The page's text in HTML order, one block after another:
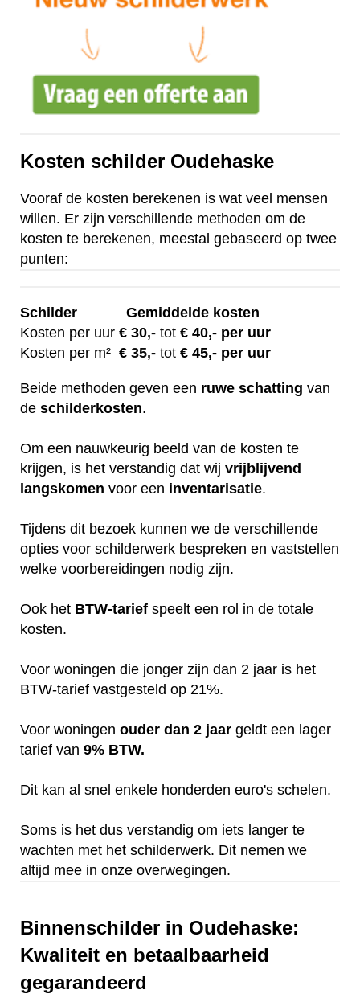
Kosten schilder Oudehaske
Vooraf de kosten berekenen is wat veel mensen
willen. Er zijn verschillende methoden om de
kosten te berekenen, meestal gebaseerd op twee
punten:
Schilder
Gemiddelde kosten
Kosten per uur € 30,- tot € 40,- per uur
Kosten per m² € 35,- tot € 45,- per uur
Beide methoden geven een ruwe schatting van
de schilderkosten.
Om een nauwkeurig beeld van de kosten te
krijgen, is het verstandig dat wij vrijblijvend
langskomen voor een inventarisatie.
Tijdens dit bezoek kunnen we de verschillende
opties voor schilderwerk bespreken en vaststellen
welke voorbereidingen nodig zijn.
Ook het BTW-tarief speelt een rol in de totale
kosten.
Voor woningen die jonger zijn dan 2 jaar is het
BTW-tarief vastgesteld op 21%.
Voor woningen ouder dan 2 jaar geldt een lager
tarief van 9% BTW.
Dit kan al snel enkele honderden euro's schelen.
Soms is het dus verstandig om iets langer te
wachten met het schilderwerk. Dit nemen we
altijd mee in onze overwegingen.
Binnenschilder in Oudehaske:
Kwaliteit en betaalbaarheid
gegarandeerd